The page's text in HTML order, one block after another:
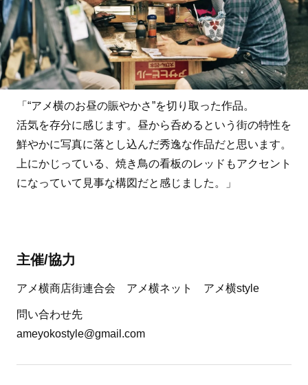
「“アメ横のお昼の賑やかさ”を切り取った作品。
活気を存分に感じます。昼から呑めるという街の特性を
鮮やかに写真に落とし込んだ秀逸な作品だと思います。
上にかじっている、焼き鳥の看板のレッドもアクセント
になっていて見事な構図だと感じました。」
主催/協力
アメ横商店街連合会 アメ横ネット アメ横style
問い合わせ先
ameyokostyle@gmail.com